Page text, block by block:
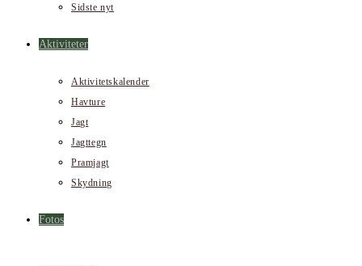
Sidste nyt
Aktiviteter
Aktivitetskalender
Havture
Jagt
Jagttegn
Pramjagt
Skydning
Fotos